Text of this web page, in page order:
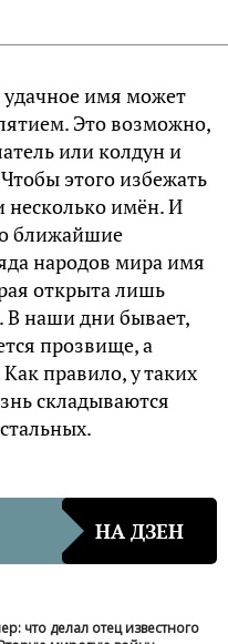
имя может
Это возможно,
или колдун и
этого избежать
несколько имён. И
ближайшие
народов мира имя
открыта лишь
В наши дни бывает,
прозвище, а
правило, у таких
складываются
НА ДЗЕН
что делал отец известного